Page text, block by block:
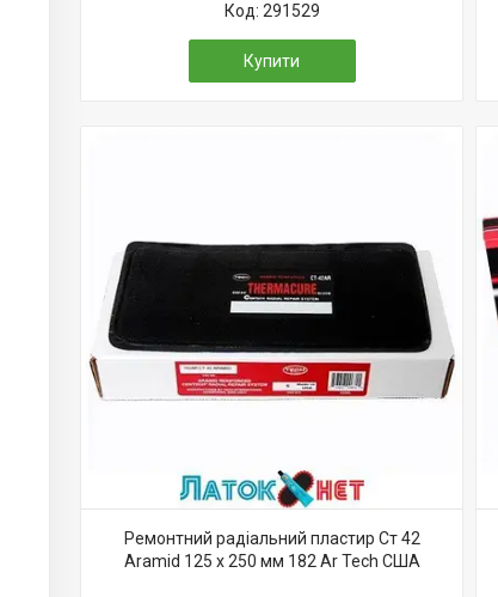
291529
Купити
Ремонтний радіальний пластир Ст 42
Aramid 125 x 250 мм 182 Ar Tech США